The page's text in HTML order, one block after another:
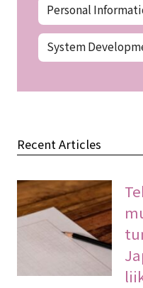
Personal
System
Recent Articles